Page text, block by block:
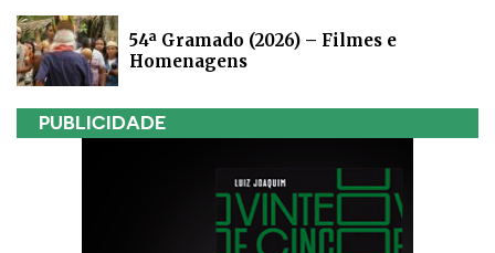
54ª Gramado (2026) – Filmes e
Homenagens
PUBLICIDADE